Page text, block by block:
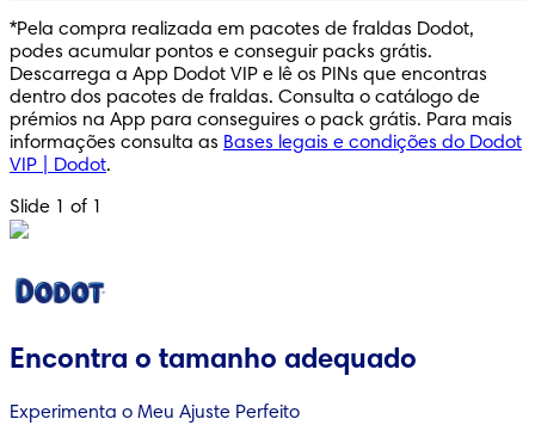
*Pela compra realizada em pacotes de fraldas Dodot,
podes acumular pontos e conseguir packs grátis.
Descarrega a App Dodot VIP e lê os PINs que encontras
dentro dos pacotes de fraldas. Consulta o catálogo de
prémios na App para conseguires o pack grátis. Para mais
informações consulta as Bases legais e condições do Dodot
VIP | Dodot.
Slide 1 of 1
Encontra o tamanho adequado
Experimenta o Meu Ajuste Perfeito